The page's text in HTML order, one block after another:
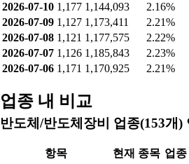
2026-07-10 1,177 1,144,093
2.16%
2026-07-09 1,127 1,173,411
2.21%
2026-07-08 1,121 1,177,575
2.22%
2026-07-07 1,126 1,185,843
2.23%
2026-07-06 1,171 1,170,925 2.21%
업종 내 비교
반도체/반도체장비 업종(153개)
항목 현재 종목 업